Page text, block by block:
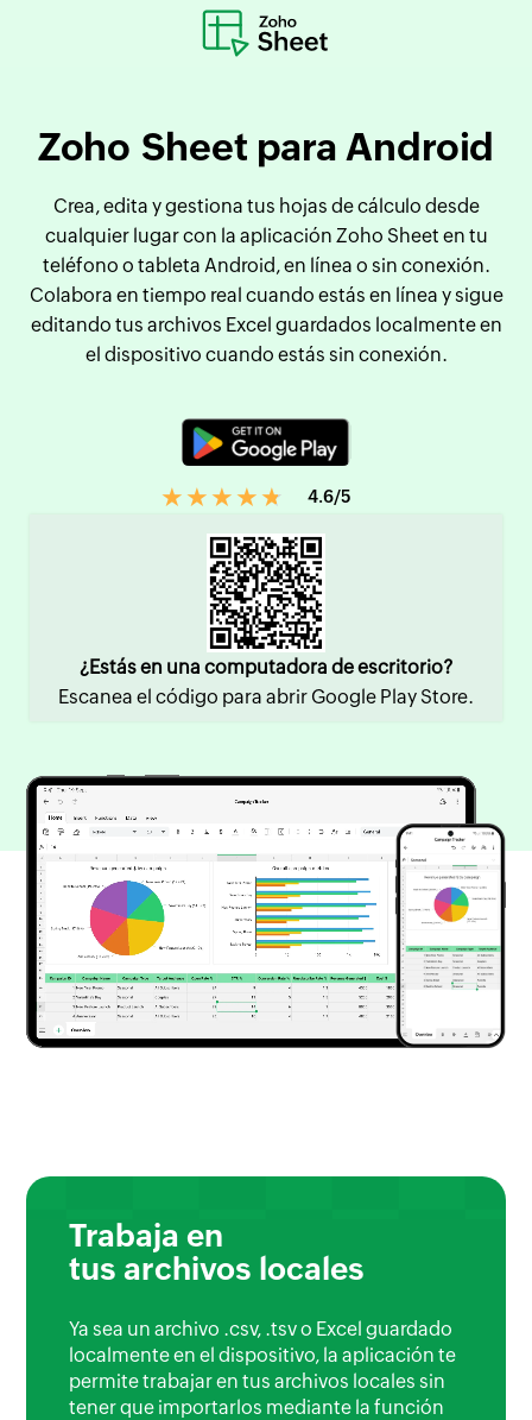
Zoho Sheet para Android
Crea, edita y gestiona tus hojas de cálculo desde
cualquier lugar con la aplicación Zoho Sheet en tu
teléfono o tableta Android, en línea o sin conexión.
Colabora en tiempo real cuando estás en línea y sigue
editando tus archivos Excel guardados localmente en
el dispositivo cuando estás sin conexión.
4.6/5
¿Estás en una computadora de escritorio?
Escanea el código para abrir Google Play Store.
Trabaja en
tus archivos locales
Ya sea un archivo .csv, .tsv o Excel guardado
localmente en el dispositivo, la aplicación te
permite trabajar en tus archivos locales sin
tener que importarlos mediante la función